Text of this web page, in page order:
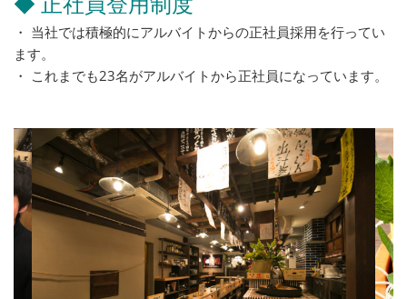
・ 当社では積極的にアルバイトからの正社員採用を行ってい
ます。
・ これまでも23名がアルバイトから正社員になっています。